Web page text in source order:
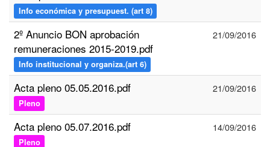
Info económica y presupuest. (art 8)
2º Anuncio BON aprobación
remuneraciones 2015-2019.pdf
Info institucional y organiza.(art 6)
21/09/2016
Acta pleno 05.05.2016.pdf
Pleno
21/09/2016
Acta pleno 05.07.2016.pdf
Pleno
14/09/2016